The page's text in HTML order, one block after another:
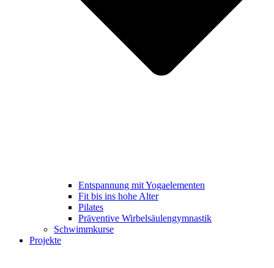
Entspannung mit Yogaelementen
Fit bis ins hohe Alter
Pilates
Präventive Wirbelsäulengymnastik
Schwimmkurse
Projekte